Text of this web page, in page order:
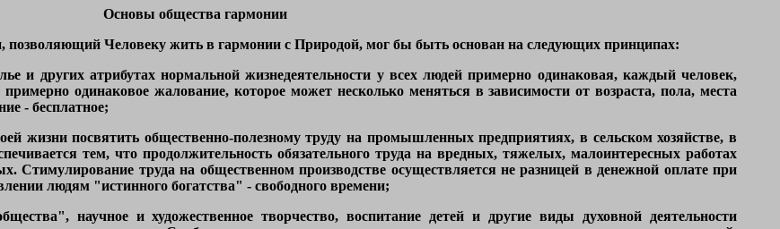
Основы общества гармонии
позволяющий Человеку жить в гармонии с Природой, мог бы быть основан на следующих принципах:
и других атрибутах нормальной жизнедеятельности у всех людей примерно одинаковая, каждый человек,
одинаковое жалование, которое может несколько меняться в зависимости от возраста, пола, места
- бесплатное;
жизни посвятить общественно-полезному труду на промышленных предприятиях, в сельском хозяйстве, в
тем, что продолжительность обязательного труда на вредных, тяжелых, малоинтересных работах
Стимулирование труда на общественном производстве осуществляется не разницей в денежной оплате при
людям "истинного богатства" - свободного времени;
научное и художественное творчество, воспитание детей и другие виды духовной деятельности